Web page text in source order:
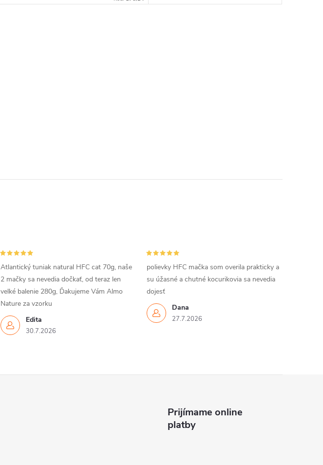
Edita
30.7.2026
Atlantický tuniak natural HFC cat 70g, naše
2 mačky sa nevedia dočkať, od teraz len
velké balenie 280g, Ďakujeme Vám Almo
Nature za vzorku
Dana
27.7.2026
polievky HFC mačka som overila prakticky a
su úžasné a chutné kocurikovia sa nevedia
dojesť
Prijímame online
platby